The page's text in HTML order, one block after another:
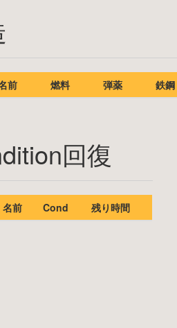
前 燃料 弾薬 鉄鋼
回復
名前 Cond 残り時間